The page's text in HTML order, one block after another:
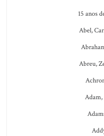
15 anos
Abel,
Abreu,